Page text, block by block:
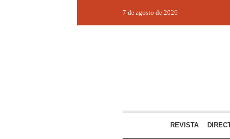
7 de agosto de 2026
REVISTA